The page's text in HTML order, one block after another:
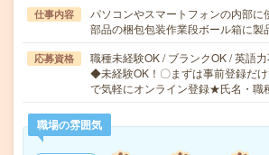
仕事内容
パソコンやスマートフォンの内部に
部品の梱包包装作業段ボール箱に
応募資格
職種未経験OK / ブランクOK / 英語
◆未経験OK！〇まずは事前登録だ
で気軽にオンライン登録★氏名・職
職場の雰囲気